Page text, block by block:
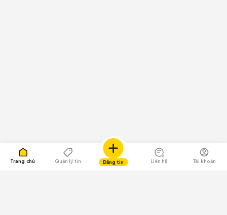
Trang chủ Quản lý tin Đăng tin Liên hệ Tài khoản